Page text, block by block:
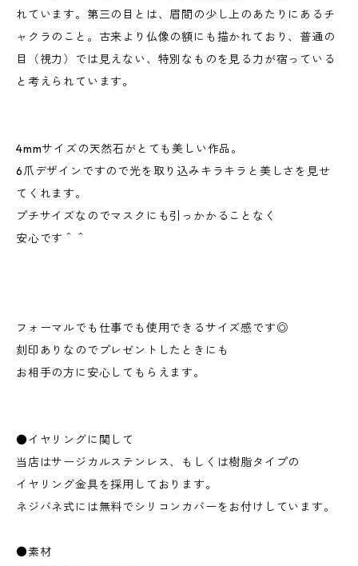
れています。第三の目とは、眉間の少し上のあたりにあるチ
ャクラのこと。古来より仏像の額にも描かれており、普通の
目（視力）では見えない、特別なものを見る力が宿っている
と考えられています。
4mmサイズの天然石がとても美しい作品。
6爪デザインですので光を取り込みキラキラと美しさを見せ
てくれます。
プチサイズなのでマスクにも引っかかることなく
安心です＾＾
フォーマルでも仕事でも使用できるサイズ感です◎
刻印ありなのでプレゼントしたときにも
お相手の方に安心してもらえます。
●イヤリングに関して
当店はサージカルステンレス、もしくは樹脂タイプの
イヤリング金具を採用しております。
ネジバネ式には無料でシリコンカバーをお付けしています。
●素材